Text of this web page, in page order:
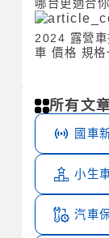
哪台更適合你
2024 露營車
車 價格 規格
所有文
國車
小生
汽車